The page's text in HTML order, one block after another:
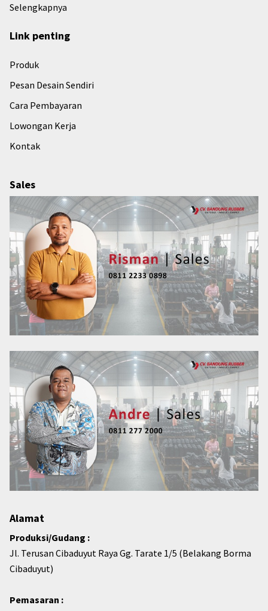
Selengkapnya
Link penting
Produk
Pesan Desain Sendiri
Cara Pembayaran
Lowongan Kerja
Kontak
Sales
Alamat
Produksi/Gudang :
Jl. Terusan Cibaduyut Raya Gg. Tarate 1/5 (Belakang Borma
Cibaduyut)
Pemasaran :